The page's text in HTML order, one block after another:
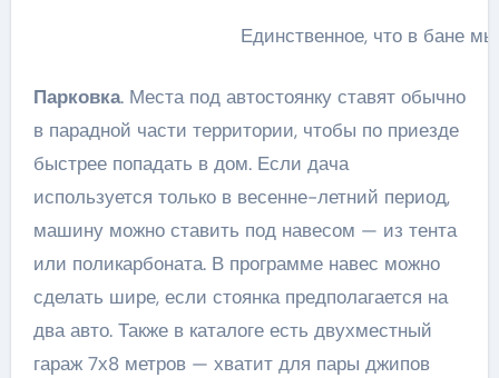
Единственное, что в бане
Парковка. Места под автостоянку ставят обычно
в парадной части территории, чтобы по приезде
быстрее попадать в дом. Если дача
используется только в весенне-летний период,
машину можно ставить под навесом — из тента
или поликарбоната. В программе навес можно
сделать шире, если стоянка предполагается на
два авто. Также в каталоге есть двухместный
гараж 7х8 метров — хватит для пары джипов